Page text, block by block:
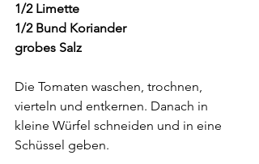
1/2 Limette
1/2 Bund Koriander
grobes Salz
Die Tomaten waschen, trochnen,
vierteln und entkernen. Danach in
kleine Würfel schneiden und in eine
Schüssel geben.